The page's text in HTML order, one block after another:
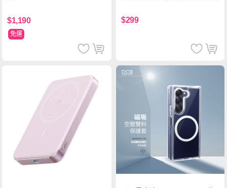
$1,190
免運
$299